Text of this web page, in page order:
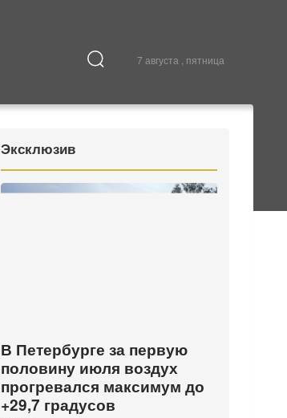
7 августа , пятница
Эксклюзив
В Петербурге за первую
половину июля воздух
прогревался максимум до
+29,7 градусов